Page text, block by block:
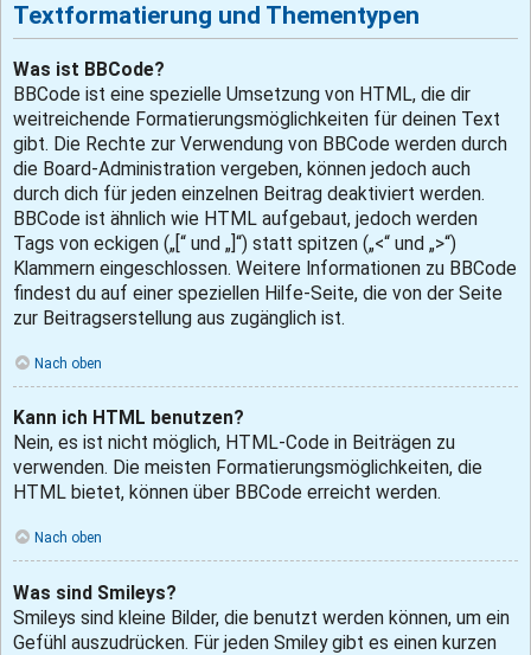
Textformatierung und Thementypen
Was ist BBCode?
BBCode ist eine spezielle Umsetzung von HTML, die dir
weitreichende Formatierungsmöglichkeiten für deinen Text
gibt. Die Rechte zur Verwendung von BBCode werden durch
die Board-Administration vergeben, können jedoch auch
durch dich für jeden einzelnen Beitrag deaktiviert werden.
BBCode ist ähnlich wie HTML aufgebaut, jedoch werden
Tags von eckigen („[“ und „]“) statt spitzen („<“ und „>“)
Klammern eingeschlossen. Weitere Informationen zu BBCode
findest du auf einer speziellen Hilfe-Seite, die von der Seite
zur Beitragserstellung aus zugänglich ist.
Nach oben
Kann ich HTML benutzen?
Nein, es ist nicht möglich, HTML-Code in Beiträgen zu
verwenden. Die meisten Formatierungsmöglichkeiten, die
HTML bietet, können über BBCode erreicht werden.
Nach oben
Was sind Smileys?
Smileys sind kleine Bilder, die benutzt werden können, um ein
Gefühl auszudrücken. Für jeden Smiley gibt es einen kurzen